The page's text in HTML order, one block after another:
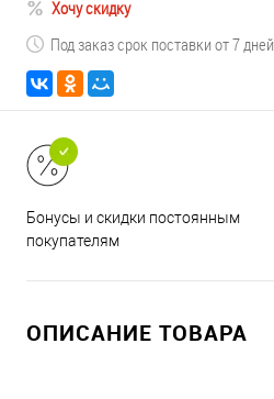
Хочу скидку
Под заказ срок поставки от 7 дней
Бонусы и скидки постоянным
покупателям
ОПИСАНИЕ ТОВАРА